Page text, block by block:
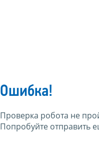
Ошибка!
Проверка робота не
Попробуйте отправить